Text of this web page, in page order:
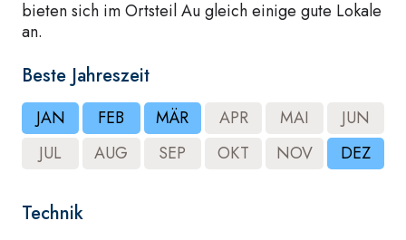
bieten sich im Ortsteil Au gleich einige gute Lokale
an.
Beste Jahreszeit
JAN FEB MÄR APR MAI
JUN
JUL
AUG SEP OKT NOV DEZ
Technik